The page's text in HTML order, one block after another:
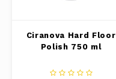
Ciranova Hard Floor
Polish 750 ml